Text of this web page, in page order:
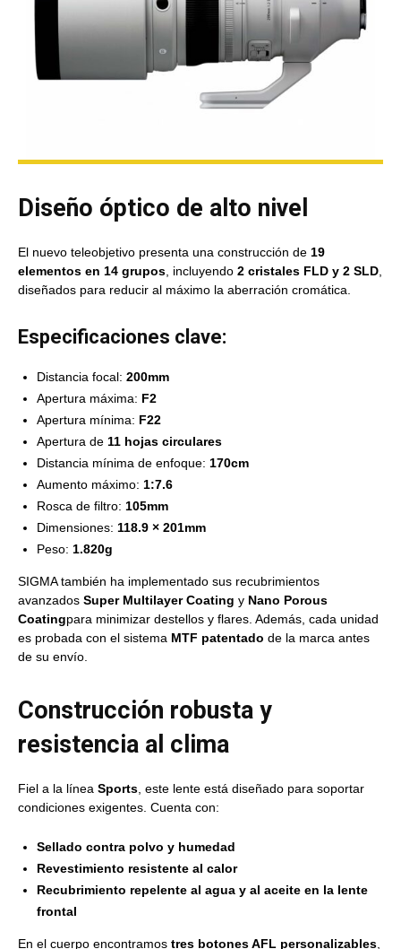
Diseño óptico de alto nivel
El nuevo teleobjetivo presenta una construcción de 19
elementos en 14 grupos , incluyendo 2 cristales FLD y 2 SLD
diseñados para reducir al máximo la aberración cromática.
Especificaciones clave:
Distancia focal: 200mm
Apertura máxima: F2
Apertura mínima: F22
Apertura de 11 hojas circulares
Distancia mínima de enfoque: 170cm
Aumento máximo: 1:7.6
Rosca de filtro: 105mm
Dimensiones: 118.9 × 201mm
Peso: 1.820g
SIGMA también ha implementado sus recubrimientos
avanzados Super Multilayer Coating y Nano Porous
Coatingpara minimizar destellos y flares. Además, cada unidad
es probada con el sistema MTF patentado de la marca antes
de su envío.
Construcción robusta y
resistencia al clima
Fiel a la línea Sports , este lente está diseñado para soportar
condiciones exigentes. Cuenta con:
Sellado contra polvo y humedad
Revestimiento resistente al calor
Recubrimiento repelente al agua y al aceite en la lente
frontal
En el cuerpo encontramos tres botones AFL personalizables